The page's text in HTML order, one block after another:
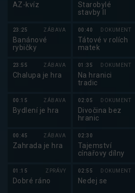
AZ-kvíz
23:25 ZÁBAVA
Banánové
rybičky
23:55 ZÁBAVA
Chalupa je hra
00:15 ZÁBAVA
Bydlení je hra
00:45 ZÁBAVA
Zahrada je hra
01:15 ZPRÁVY
Dobré ráno
Starobylé
stavby II
00:40 DOKUMENT
Tátové v rolích
matek
01:35 DOKUMENT
Na hranici
tradic
02:05 DOKUMENT
Divočina bez
hranic
02:30
Tajemství
cínařovy dílny
02:55 DOKUMENT
Nedej se